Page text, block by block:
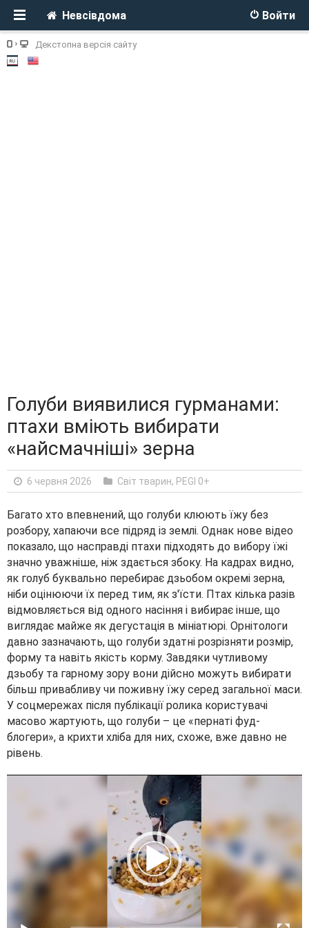
Войти
Невсівдома
Декстопна версія сайту
Голуби виявилися гурманами:
птахи вміють вибирати
«найсмачніші» зерна
6 червня 2026 Світ тварин, PEGI 0+
Багато хто впевнений, що голуби клюють їжу без
розбору, хапаючи все підряд із землі. Однак нове відео
показало, що насправді птахи підходять до вибору їжі
значно уважніше, ніж здається збоку. На кадрах видно,
як голуб буквально перебирає дзьобом окремі зерна,
ніби оцінюючи їх перед тим, як з'їсти. Птах кілька разів
відмовляється від одного насіння і вибирає інше, що
виглядає майже як дегустація в мініатюрі. Орнітологи
давно зазначають, що голуби здатні розрізняти розмір,
форму та навіть якість корму. Завдяки чутливому
дзьобу та гарному зору вони дійсно можуть вибирати
більш привабливу чи поживну їжу серед загальної маси.
У соцмережах після публікації ролика користувачі
масово жартують, що голуби – це «пернаті фуд-
блогери», а крихти хліба для них, схоже, вже давно не
рівень.
a
y